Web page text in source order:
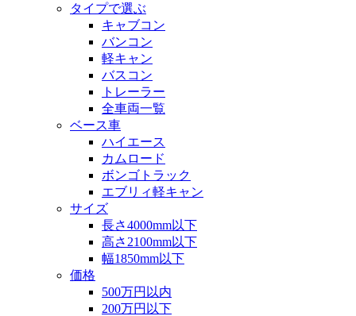
タイプで選ぶ
キャブコン
バンコン
軽キャン
バスコン
トレーラー
全車両一覧
ベース車
ハイエース
カムロード
ボンゴトラック
エブリィ軽キャン
サイズ
長さ4000mm以下
高さ2100mm以下
幅1850mm以下
価格
500万円以内
200万円以下